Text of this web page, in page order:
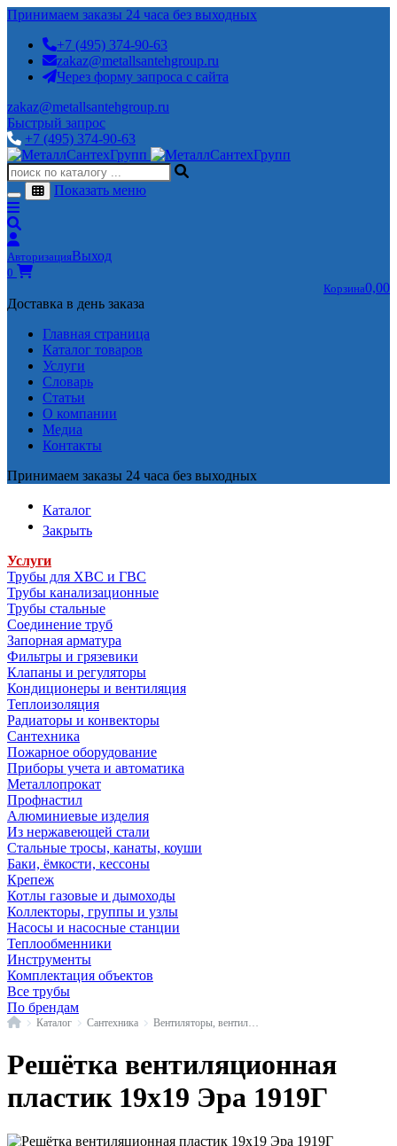
Принимаем заказы 24 часа без выходных
+7 (495) 374-90-63
zakaz@metallsantehgroup.ru
Через форму запроса с сайта
zakaz@metallsantehgroup.ru
Быстрый запрос
+7 (495) 374-90-63
Показать меню
АвторизацияВыход
0
Корзина0,00
Доставка в день заказа
Главная страница
Каталог товаров
Услуги
Словарь
Статьи
О компании
Медиа
Контакты
Принимаем заказы 24 часа без выходных
Каталог
Закрыть
Услуги
Трубы для ХВС и ГВС
Трубы канализационные
Трубы стальные
Соединение труб
Запорная арматура
Фильтры и грязевики
Клапаны и регуляторы
Кондиционеры и вентиляция
Теплоизоляция
Радиаторы и конвекторы
Сантехника
Пожарное оборудование
Приборы учета и автоматика
Металлопрокат
Профнастил
Алюминиевые изделия
Из нержавеющей стали
Стальные тросы, канаты, коуши
Баки, ёмкости, кессоны
Крепеж
Котлы газовые и дымоходы
Коллекторы, группы и узлы
Насосы и насосные станции
Теплообменники
Инструменты
Комплектация объектов
Все трубы
По брендам
ГлавнаяКаталог Сантехника
Решётка вентиляционная
пластик 19х19 Эра 1919Г